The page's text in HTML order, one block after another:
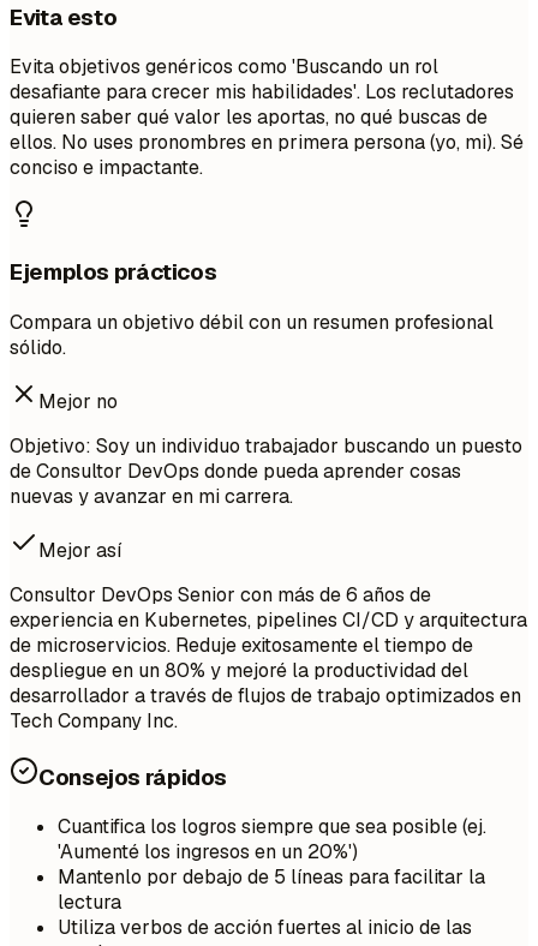
Evita esto
Evita objetivos genéricos como 'Buscando un rol
desafiante para crecer mis habilidades'. Los reclutadores
quieren saber qué valor les aportas, no qué buscas de
ellos. No uses pronombres en primera persona (yo, mi). Sé
conciso e impactante.
Ejemplos prácticos
Compara un objetivo débil con un resumen profesional
sólido.
Mejor no
Objetivo: Soy un individuo trabajador buscando un puesto
de Consultor DevOps donde pueda aprender cosas
nuevas y avanzar en mi carrera.
Mejor así
Consultor DevOps Senior con más de 6 años de
experiencia en Kubernetes, pipelines CI/CD y arquitectura
de microservicios. Reduje exitosamente el tiempo de
despliegue en un 80% y mejoré la productividad del
desarrollador a través de flujos de trabajo optimizados en
Tech Company Inc.
Consejos rápidos
Cuantifica los logros siempre que sea posible (ej.
'Aumenté los ingresos en un 20%')
Mantenlo por debajo de 5 líneas para facilitar la
lectura
Utiliza verbos de acción fuertes al inicio de las